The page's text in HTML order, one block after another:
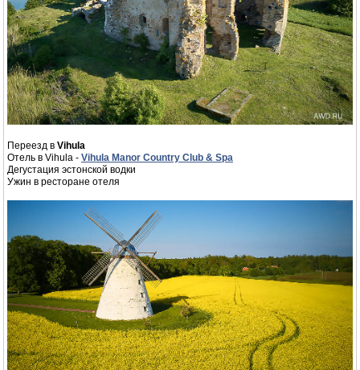
Переезд в Vihula
Отель в Vihula - Vihula Manor Country Club & Spa
Дегустация эстонской водки
Ужин в ресторане отеля